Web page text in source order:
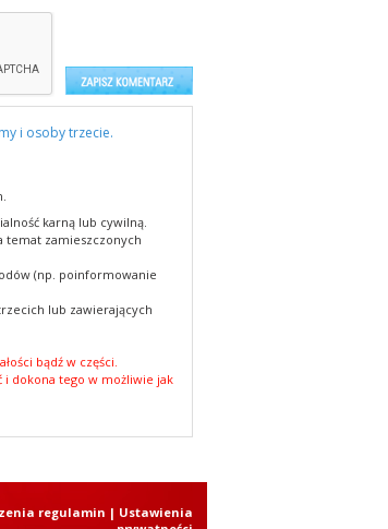
i osoby trzecie.
karną lub cywilną.
temat zamieszczonych
(np. poinformowanie
lub zawierających
bądź w części.
dokona tego w możliwie jak
regulamin | Ustawienia